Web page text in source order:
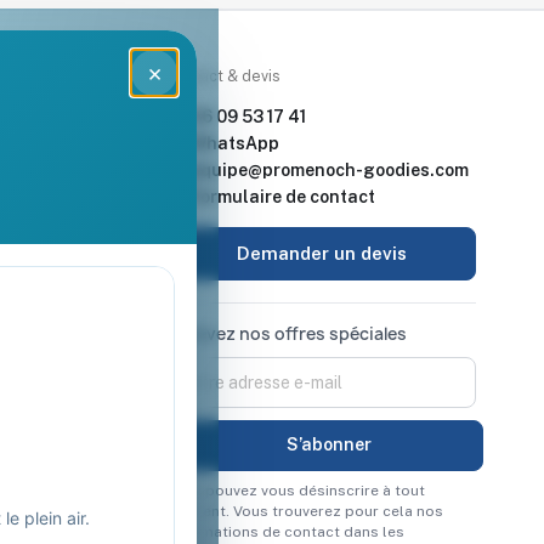
×
plein air.
Contact & devis
06 09 53 17 41
WhatsApp
equipe@promenoch-goodies.com
Formulaire de contact
Demander un devis
Recevez nos offres spéciales
Vous pouvez vous désinscrire à tout
moment. Vous trouverez pour cela nos
informations de contact dans les